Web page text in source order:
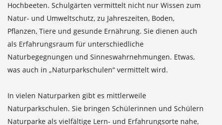
Hochbeeten. Schulgärten vermittelt nicht nur Wissen zum
Natur- und Umweltschutz, zu Jahreszeiten, Boden,
Pflanzen, Tiere und gesunde Ernährung. Sie dienen auch
als Erfahrungsraum für unterschiedliche
Naturbegegnungen und Sinneswahrnehmungen. Etwas,
was auch in „Naturparkschulen“ vermittelt wird.
In vielen Naturparken gibt es mittlerweile
Naturparkschulen. Sie bringen Schülerinnen und Schülern
Naturparke als vielfältige Lern- und Erfahrungsorte nahe,